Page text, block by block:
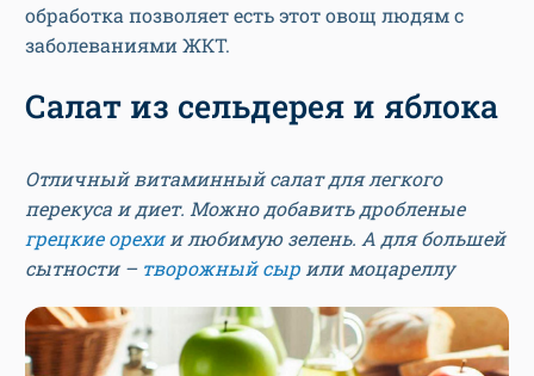
обработка позволяет есть этот овощ людям с
заболеваниями ЖКТ.
Салат из сельдерея и яблока
Отличный витаминный салат для легкого
перекуса и диет. Можно добавить дробленые
грецкие орехии любимую зелень. А для большей
сытности – творожный сыр или моцареллу